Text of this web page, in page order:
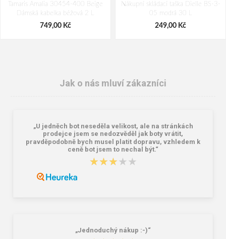
Tamaris Amalia 30454-400 Beige
Dámská kabelka béžová 2 L
749,00 Kč
Nákupní skládací taška Dielle BS-3-
05 modrá 30 L
249,00 Kč
Granite 5 21747-19 Sluneční brýle
Bagmaster SÁČEK PRIM 22 A školní
Jak o nás mluví zákazníci
„U jedněch bot neseděla velikost, ale na stránkách
prodejce jsem se nedozvěděl jak boty vrátit,
pravděpodobně bych musel platit dopravu, vzhledem k
ceně bot jsem to nechal být.“
★★★★★
★★★★★
„Jednoduchý nákup :-)“